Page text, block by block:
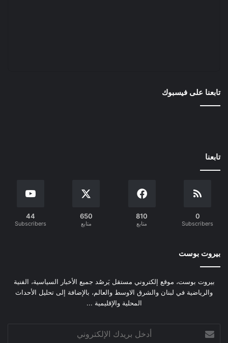
تابعنا على فيسبوك
تابعنا
0
Subscribers
810
متابع
650
متابع
44
Subscribers
بيروت بوست
بيروت بوست، موقع إلكتروني مستقل يَرصُد جميع الأخبار السياسية، الفنية
والرياضية في لبنان والشرق الاوسط والعالم، بالإضافة إلى تحليل الأحداث
المحلية والإقليمية ...
بريدك